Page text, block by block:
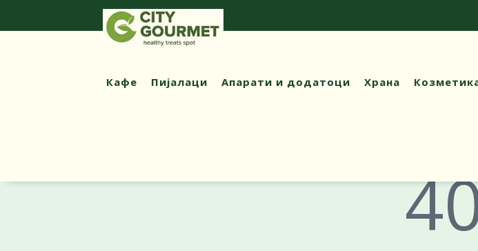
Кафе Пијалаци Апарати и додатоци Храна